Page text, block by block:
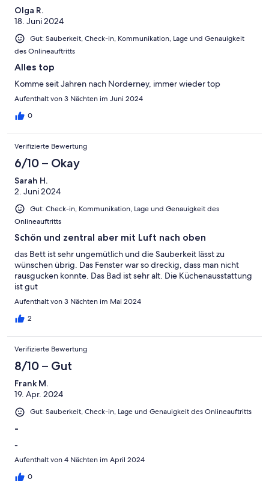
Olga R.
18. Juni 2024
Gut: Sauberkeit, Check-in, Kommunikation, Lage und Genauigkeit
des Onlineauftritts
Alles top
Komme seit Jahren nach Norderney, immer wieder top
Aufenthalt von 3 Nächten im Juni 2024
0
Verifizierte Bewertung
6/10 – Okay
Sarah H.
2. Juni 2024
Gut: Check-in, Kommunikation, Lage und Genauigkeit des
Onlineauftritts
Schön und zentral aber mit Luft nach oben
das Bett ist sehr ungemütlich und die Sauberkeit lässt zu
wünschen übrig. Das Fenster war so dreckig, dass man nicht
rausgucken konnte. Das Bad ist sehr alt. Die Küchenausstattung
ist gut
Aufenthalt von 3 Nächten im Mai 2024
2
Verifizierte Bewertung
8/10 – Gut
Frank M.
19. Apr. 2024
Gut: Sauberkeit, Check-in, Lage und Genauigkeit des Onlineauftritts
-
-
Aufenthalt von 4 Nächten im April 2024
0